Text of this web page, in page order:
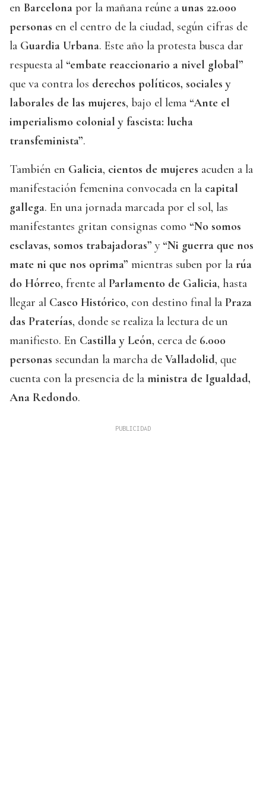
en Barcelona por la mañana reúne a unas 22.000
personas en el centro de la ciudad, según cifras de
la Guardia Urbana. Este año la protesta busca dar
respuesta al “embate reaccionario a nivel global”
que va contra los derechos políticos, sociales y
laborales de las mujeres, bajo el lema “Ante el
imperialismo colonial y fascista: lucha
transfeminista”.
También en Galicia, cientos de mujeres acuden a la
manifestación femenina convocada en la capital
gallega. En una jornada marcada por el sol, las
manifestantes gritan consignas como “No somos
esclavas, somos trabajadoras” y “Ni guerra que nos
mate ni que nos oprima” mientras suben por la rúa
do Hórreo, frente al Parlamento de Galicia, hasta
llegar al Casco Histórico, con destino final la Praza
das Praterías, donde se realiza la lectura de un
manifiesto. En Castilla y León, cerca de 6.000
personas secundan la marcha de Valladolid, que
cuenta con la presencia de la ministra de Igualdad,
Ana Redondo.